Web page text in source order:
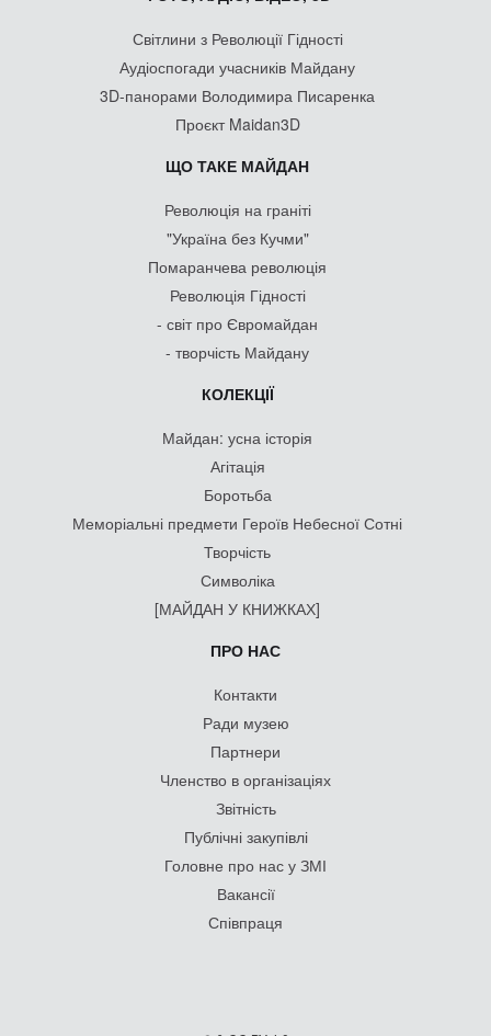
Світлини з Революції Гідності
Аудіоспогади учасників Майдану
3D-панорами Володимира Писаренка
Проєкт Maidan3D
ЩО ТАКЕ МАЙДАН
Революція на граніті
"Україна без Кучми"
Помаранчева революція
Революція Гідності
- світ про Євромайдан
- творчість Майдану
КОЛЕКЦІЇ
Майдан: усна історія
Агітація
Боротьба
Меморіальні предмети Героїв Небесної Сотні
Творчість
Символіка
[МАЙДАН У КНИЖКАХ]
ПРО НАС
Контакти
Ради музею
Партнери
Членство в організаціях
Звітність
Публічні закупівлі
Головне про нас у ЗМІ
Вакансії
Співпраця